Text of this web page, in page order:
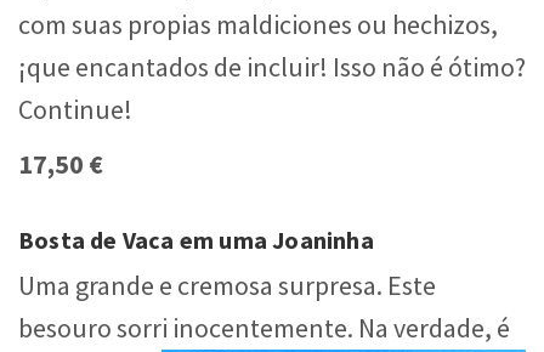
com suas propias maldiciones ou hechizos,
¡que encantados de incluir! Isso não é ótimo?
Continue!
17,50 €
Bosta de Vaca em uma Joaninha
Uma grande e cremosa surpresa. Este
besouro sorri inocentemente. Na verdade, é